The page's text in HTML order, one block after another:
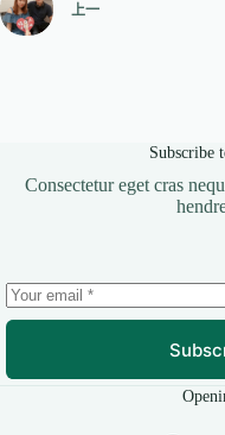
上一
Subscribe
Consectetur eget cras